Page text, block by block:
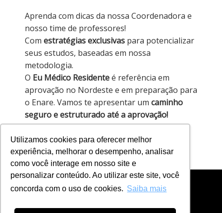
Utilizamos cookies para oferecer melhor
experiência, melhorar o desempenho, analisar
como você interage em nosso site e
personalizar conteúdo. Ao utilizar este site, você
concorda com o uso de cookies. Saiba mais
Aprenda com dicas da nossa Coordenadora e
nosso time de professores!
Com estratégias exclusivas para potencializar
seus estudos, baseadas em nossa
metodologia.
O Eu Médico Residenteé referência em
aprovação no Nordeste e em preparação para
o Enare. Vamos te apresentar um caminho
seguro e estruturado até a aprovação!
Garanta o seuconteúdo gratuitoagora mesmo!